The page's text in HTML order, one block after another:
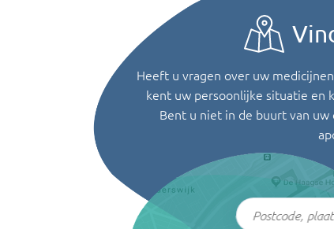
Heeft u vragen over uw
kent uw persoonlijke situatie en
Bent u niet in de buurt van